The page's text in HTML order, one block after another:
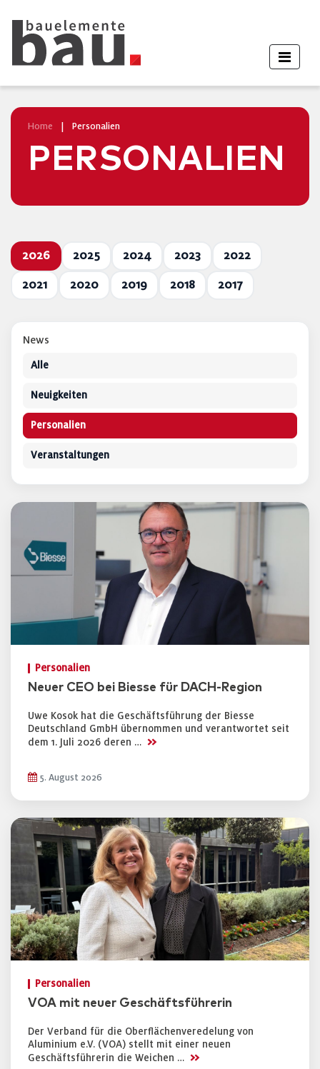
Home Personalien
PERSONALIEN
2026 2025 2024 2023 2022
2021 2020 2019 2018 2017
Personalien
Neuer CEO bei Biesse für DACH-Region
Uwe Kosok hat die Geschäftsführung der Biesse
Deutschland GmbH übernommen und verantwortet seit
dem 1. Juli 2026 deren … >>
5. August 2026
Personalien
VOA mit neuer Geschäftsführerin
Der Verband für die Oberflächenveredelung von
Aluminium e.V. (VOA) stellt mit einer neuen
Geschäftsführerin die Weichen … >>
News
Alle
Neuigkeiten
Personalien
Veranstaltungen